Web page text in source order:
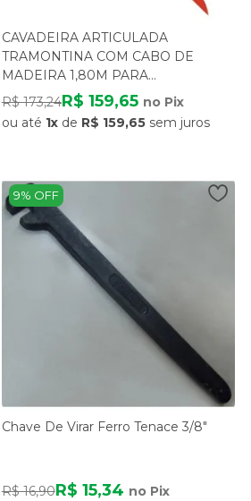
CAVADEIRA ARTICULADA
TRAMONTINA COM CABO DE
MADEIRA 1,80M PARA
AGRICULTURA JARDINAGEM E
CONSTRUÇÃO CIVIL
R$ 173,24R$ 159,65 no Pix
ou até 1xde R$ 159,65 sem juros
9% OFF
Chave De Virar Ferro Tenace 3/8"
R$ 16,90R$ 15,34 no Pix